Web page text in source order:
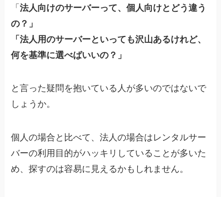
「法人向けのサーバーって、個人向けとどう違う
の？」
「法人用のサーバーといっても沢山あるけれど、
何を基準に選べばいいの？」
と言った疑問を抱いている人が多いのではないで
しょうか。
個人の場合と比べて、法人の場合はレンタルサー
バーの利用目的がハッキリしていることが多いた
め、探すのは容易に見えるかもしれません。